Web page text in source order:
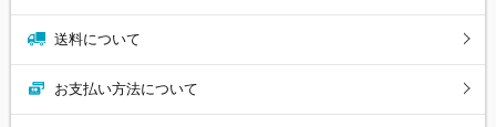
送料について
お支払い方法について